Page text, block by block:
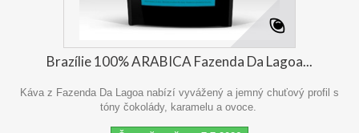
Brazílie 100% ARABICA Fazenda Da Lagoa...
Káva z Fazenda Da Lagoa nabízí vyvážený a jemný chuťový profil s
tóny čokolády, karamelu a ovoce.